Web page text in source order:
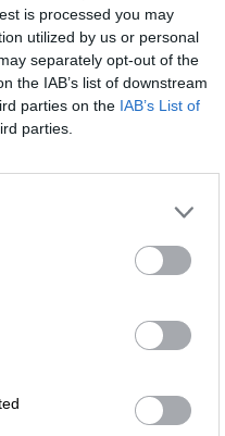
is processed you may
utilized by us or personal
separately opt-out of the
the IAB’s list of downstream
parties on the IAB’s List of
parties.
EPOS ADAPT 561 II
ANC USB-C
MYSZKI